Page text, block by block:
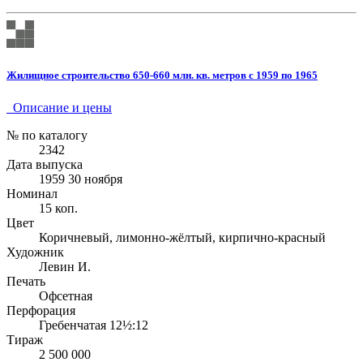
Жилищное строительство 650-660 млн. кв. метров с 1959 по 1965
Описание и цены
№ по каталогу
2342
Дата выпуска
1959 30 ноября
Номинал
15 коп.
Цвет
Коричневый, лимонно-жёлтый, кирпично-красный
Художник
Левин И.
Печать
Офсетная
Перфорация
Гребенчатая 12½:12
Тираж
2 500 000